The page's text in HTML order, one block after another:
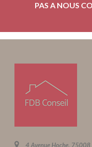
PAS A NOUS
4 Avenue Hoche, 75008